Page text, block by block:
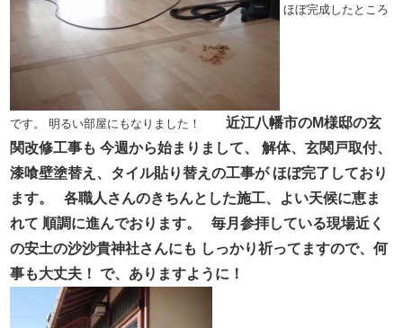
ほぼ完成したところ
です。 明るい部屋にもなりました！
近江八幡市のM様邸の玄
関改修工事も 今週から始まりまして、
解体、玄関戸取付、
漆喰壁塗替え、タイル貼り替えの工事が ほぼ完了しており
ます。
各職人さんのきちんとした施工、よい天候に恵ま
れて 順調に進んでおります。
毎月参拝している現場近く
の安土の沙沙貴神社さんにも しっかり祈ってますので、何
事も大丈夫！
で、ありますように！